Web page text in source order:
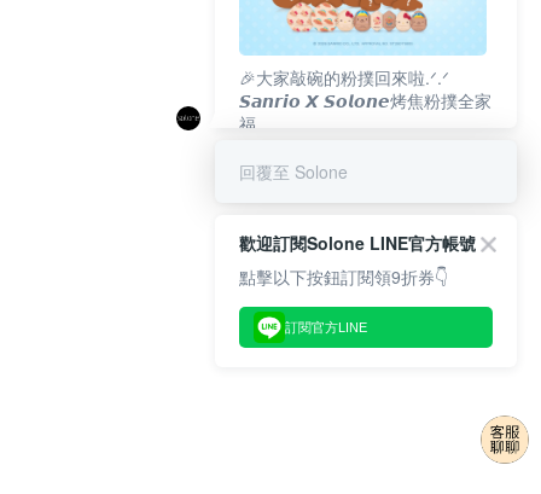
🎉大家敲碗的粉撲回來啦.ᐟ‪‪.ᐟ
𝙎𝙖𝙣𝙧𝙞𝙤 𝙓 𝙎𝙤𝙡𝙤𝙣𝙚烤焦粉撲全家
福
回覆至 Solone
歡迎訂閱Solone LINE官方帳號
點擊以下按鈕訂閱領9折券👇
訂閱官方LINE